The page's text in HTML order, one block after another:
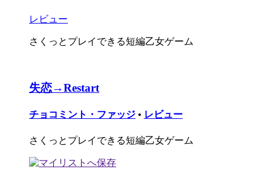
レビュー
さくっとプレイできる短編乙女ゲーム
失恋→Restart
チョコミント・ファッジ • レビュー
さくっとプレイできる短編乙女ゲーム